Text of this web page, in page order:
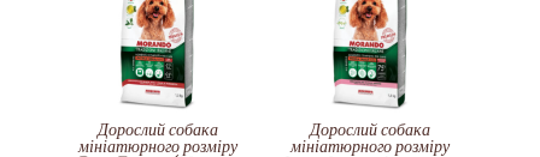
Дорослий собака
мініатюрного розміру
Дорослий собака
мініатюрного розміру